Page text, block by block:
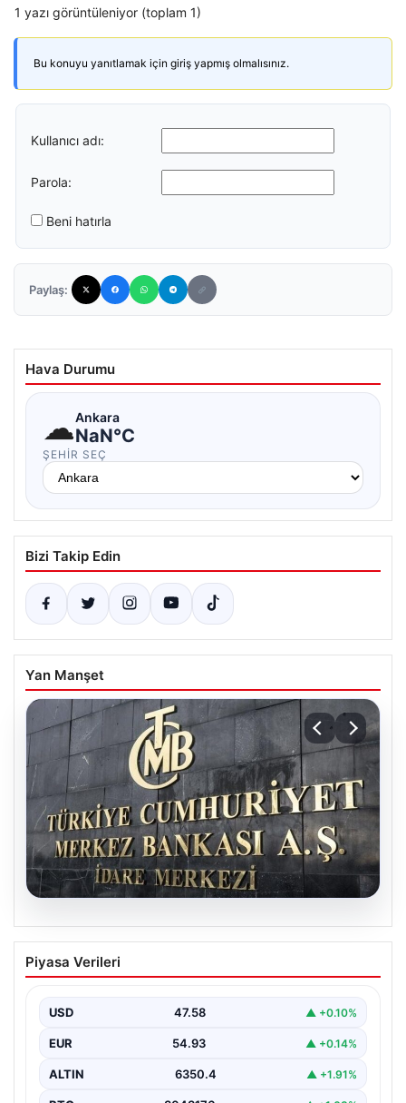
1 yazı görüntüleniyor (toplam 1)
Bu konuyu yanıtlamak için giriş yapmış olmalısınız.
Kullanıcı adı:
Parola:
Beni hatırla
Paylaş:
Hava Durumu
☁Ankara
NaN°C
ŞEHIR SEÇ
Bizi Takip Edin
Yan Manşet
05.08.2026
Merkez Bankası’nın Nisan faiz kararı:
Tarih, saat ve ekonomist beklentileri
Kurulu, nisan ayı faiz kararını açıklamak üzere
toplanıyor.…
Piyasa Verileri
USD 47.58 ▲ +0.10%
EUR 54.93 ▲ +0.14%
ALTIN 6350.4 ▲ +1.91%